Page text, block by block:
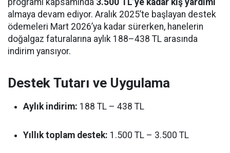
almaya devam ediyor. Aralık 2025’te başlayan destek
ödemeleri Mart 2026’ya kadar sürerken, hanelerin
doğalgaz faturalarına aylık 188–438 TL arasında
indirim yansıyor.
Destek Tutarı ve Uygulama
Aylık indirim: 188 TL – 438 TL
Yıllık toplam destek: 1.500 TL – 3.500 TL